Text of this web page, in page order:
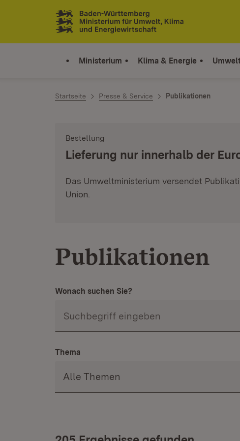
Zum Inhalt springen
Link zur Startseite
Ministerium Klima & Energie
Startseite Presse & Service Publikationen
Bestellung
Lieferung nur innerhalb der
Das Umweltministerium versendet
Union.
Publikationen
Wonach suchen Sie?
Thema